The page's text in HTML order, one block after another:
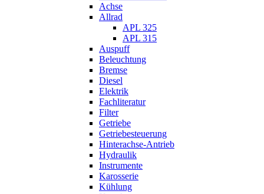
Achse
Allrad
APL 325
APL 315
Auspuff
Beleuchtung
Bremse
Diesel
Elektrik
Fachliteratur
Filter
Getriebe
Getriebesteuerung
Hinterachse-Antrieb
Hydraulik
Instrumente
Karosserie
Kühlung